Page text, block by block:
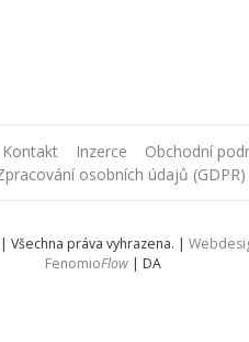
Kontakt Inzerce
Obchodní
osobních údajů (GDPR)
Všechna práva vyhrazena. |
FenomioFlow | DA